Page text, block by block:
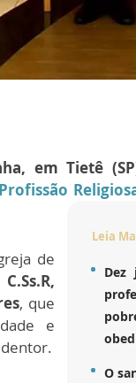
em Tietê
Leia
Dez
O
de
, que
e